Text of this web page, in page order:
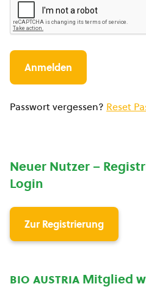
Passwort vergessen? Reset
Neuer Nutzer –
Login
Zur Registrierung
bio austria Mitglied